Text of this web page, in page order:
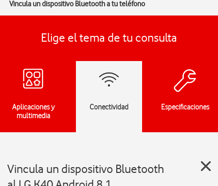
Vincula un dispositivo Bluetooth a tu teléfono
Elige el tema de tu consulta
Aplicaciones y
multimedia
Conectividad Especificaciones
Vincula un dispositivo Bluetooth